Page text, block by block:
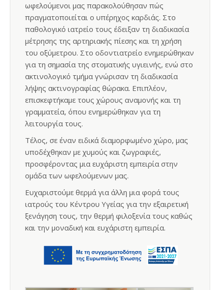
ωφελούμενοι μας παρακολούθησαν πώς
πραγματοποιείται ο υπέρηχος καρδιάς. Στο
παθολογικό ιατρείο τους έδειξαν τη διαδικασία
μέτρησης της αρτηριακής πίεσης και τη χρήση
του οξύμετρου. Στο οδοντιατρείο ενημερώθηκαν
για τη σημασία της στοματικής υγιεινής, ενώ στο
ακτινολογικό τμήμα γνώρισαν τη διαδικασία
λήψης ακτινογραφίας θώρακα. Επιπλέον,
επισκεφτήκαμε τους χώρους αναμονής και τη
γραμματεία, όπου ενημερώθηκαν για τη
λειτουργία τους.
Τέλος, σε έναν ειδικά διαμορφωμένο χώρο, μας
υποδέχθηκαν με χυμούς και ζωγραφιές,
προσφέροντας μια ευχάριστη εμπειρία στην
ομάδα των ωφελούμενων μας.
Ευχαριστούμε θερμά για άλλη μια φορά τους
ιατρούς του Κέντρου Υγείας για την εξαιρετική
ξενάγηση τους, την θερμή φιλοξενία τους καθώς
και την μοναδική και ευχάριστη εμπειρία.